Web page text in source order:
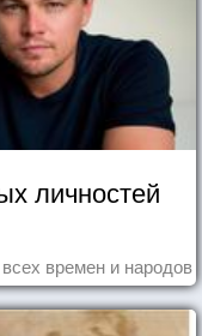
личностей
времен и народов